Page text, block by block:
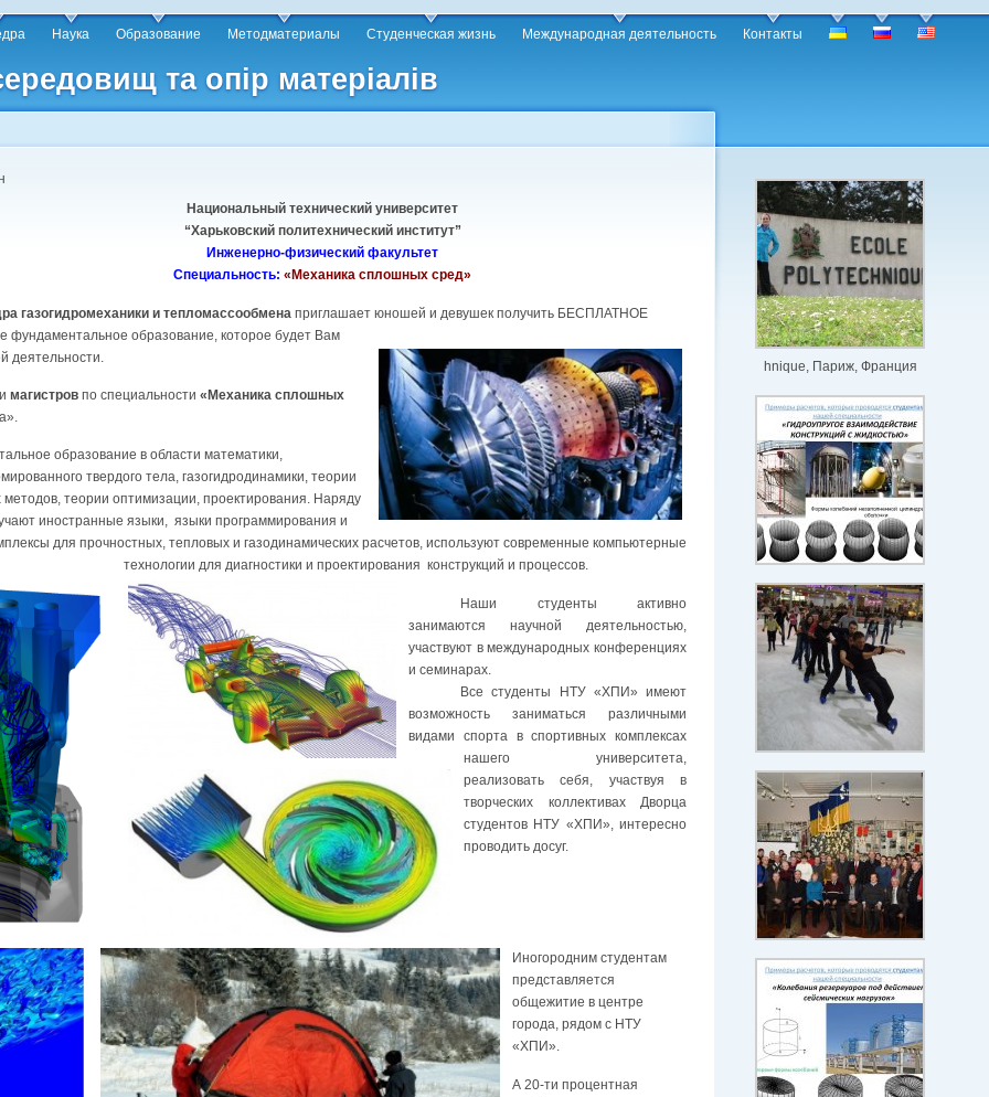
та опір матеріалів
Наука Образование Методматериалы Студенческая жизнь Международная деятельность Контакты
Национальный технический университет
“Харьковский политехнический институт”
Инженерно-физический факультет
Специальность: «Механика сплошных сред»
газогидромеханики и тепломассообмена приглашает юношей и девушек получить БЕСПЛАТНОЕ
фундаментальное образование, которое будет Вам
деятельности.
магистров по специальности «Механика сплошных
образование в области математики,
твердого тела, газогидродинамики, теории
теории оптимизации, проектирования. Наряду
иностранные языки, языки программирования и
для прочностных, тепловых и газодинамических расчетов, используют современные компьютерные
технологии для диагностики и проектирования конструкций и процессов.
Наши студенты активно
занимаются научной деятельностью,
участвуют в международных конференциях
и семинарах.
Все студенты НТУ «ХПИ» имеют
возможность заниматься различными
видами спорта в спортивных комплексах
нашего университета,
реализовать себя, участвуя в
творческих коллективах Дворца
студентов НТУ «ХПИ», интересно
проводить досуг.
Иногородним студентам
представляется
общежитие в центре
города, рядом с НТУ
«ХПИ».
А 20-ти процентная
hnique, Париж, Франция